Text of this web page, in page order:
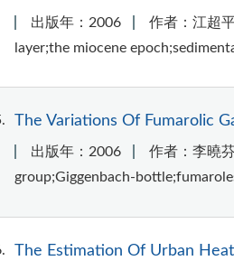
出版年：2006 作者：江超
layer;the miocene
The Variations Of Fumarolic
出版年：2006 作者：李曉
group;Giggenbach-
The Estimation Of Urban